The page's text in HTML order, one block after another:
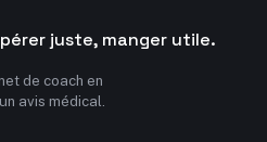
juste, manger utile.
de coach en
avis médical.